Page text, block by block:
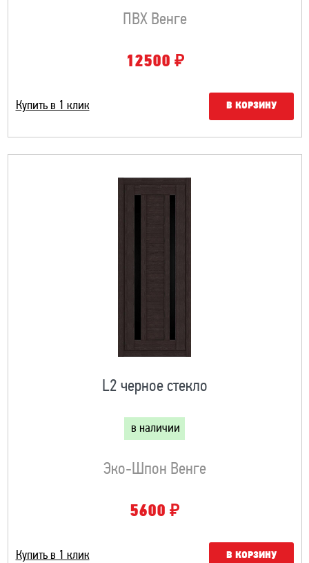
ПВХ Венге
12500 ₽
Купить в 1 клик В КОРЗИНУ
L2 черное стекло
в наличии
Эко-Шпон Венге
5600 ₽
Купить в 1 клик В КОРЗИНУ